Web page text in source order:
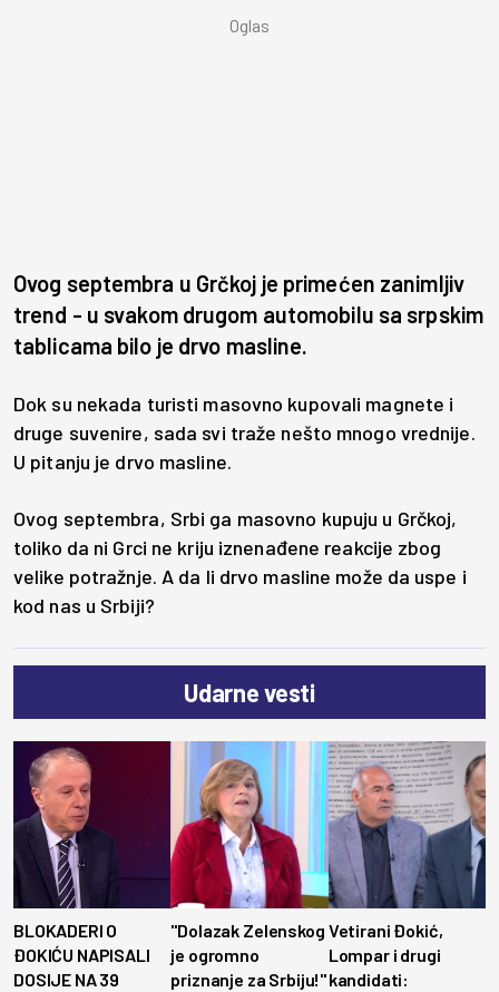
Ovog septembra u Grčkoj je primećen zanimljiv
trend - u svakom drugom automobilu sa srpskim
tablicama bilo je drvo masline.
Dok su nekada turisti masovno kupovali magnete i
druge suvenire, sada svi traže nešto mnogo vrednije.
U pitanju je drvo masline.
Ovog septembra, Srbi ga masovno kupuju u Grčkoj,
toliko da ni Grci ne kriju iznenađene reakcije zbog
velike potražnje. A da li drvo masline može da uspe i
kod nas u Srbiji?
Udarne vesti
BLOKADERI O
ĐOKIĆU NAPISALI
DOSIJE NA 39
"Dolazak Zelenskog
je ogromno
priznanje za Srbiju!"
Vetirani Đokić,
Lompar i drugi
kandidati: